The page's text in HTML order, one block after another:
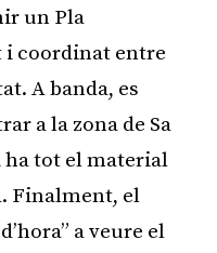
un Pla
i coordinat entre
A banda, es
a la zona de Sa
ha tot el material
Finalment, el
a veure el